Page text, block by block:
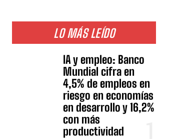
LO MÁS LEÍDO
IA y empleo: Banco
Mundial cifra en
4,5% de empleos en
riesgo en economías
en desarrollo y 16,2%
con más
productividad